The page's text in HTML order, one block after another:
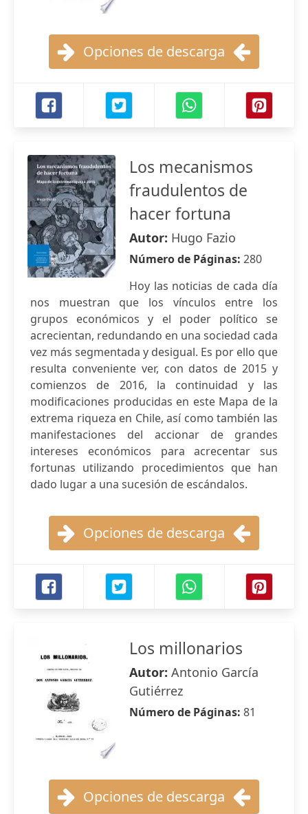
Opciones de descarga
Los mecanismos
fraudulentos de
hacer fortuna
Autor: Hugo Fazio
Número de Páginas: 280
Hoy las noticias de cada día
nos muestran que los vínculos entre los
grupos económicos y el poder político se
acrecientan, redundando en una sociedad cada
vez más segmentada y desigual. Es por ello que
resulta conveniente ver, con datos de 2015 y
comienzos de 2016, la continuidad y las
modificaciones producidas en este Mapa de la
extrema riqueza en Chile, así como también las
manifestaciones del accionar de grandes
intereses económicos para acrecentar sus
fortunas utilizando procedimientos que han
dado lugar a una sucesión de escándalos.
Opciones de descarga
Los millonarios
Autor: Antonio García
Gutiérrez
Número de Páginas: 81
Opciones de descarga